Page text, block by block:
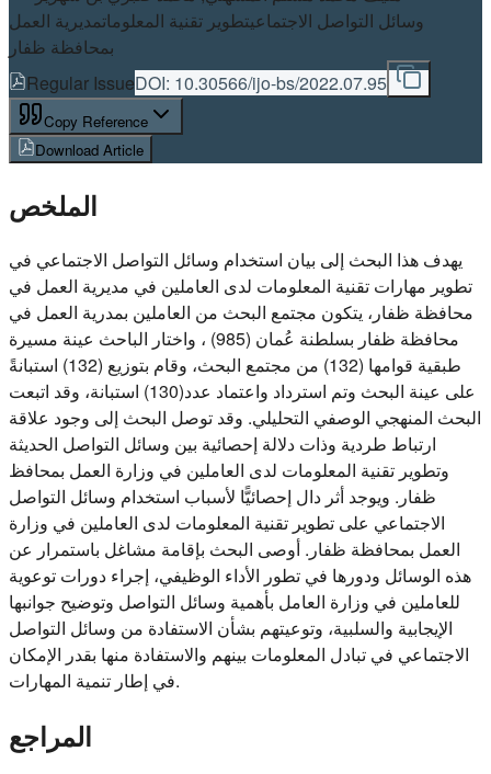
وسائل التواصل الاجتماعيتطوير تقنية المعلوماتمديرية العمل
بمحافظة ظفار
Regular IssueDOI: 10.30566/ijo-bs/2022.07.95
Copy Reference
Download Article
الملخص
يهدف هذا البحث إلى بيان استخدام وسائل التواصل الاجتماعي في
تطوير مهارات تقنية المعلومات لدى العاملين في مديرية العمل في
محافظة ظفار، يتكون مجتمع البحث من العاملين بمدرية العمل في
محافظة ظفار بسلطنة عُمان (985) ، واختار الباحث عينة مسيرة
طبقية قوامها (132) من مجتمع البحث، وقام بتوزيع (132) استبانةً
على عينة البحث وتم استرداد واعتماد عدد(130) استبانة، وقد اتبعت
البحث المنهجي الوصفي التحليلي. وقد توصل البحث إلى وجود علاقة
ارتباط طردية وذات دلالة إحصائية بين وسائل التواصل الحديثة
وتطوير تقنية المعلومات لدى العاملين في وزارة العمل بمحافظ
ظفار. ويوجد أثر دال إحصائيًّا لأسباب استخدام وسائل التواصل
الاجتماعي على تطوير تقنية المعلومات لدى العاملين في وزارة
العمل بمحافظة ظفار. أوصى البحث بإقامة مشاغل باستمرار عن
هذه الوسائل ودورها في تطور الأداء الوظيفي، إجراء دورات توعوية
للعاملين في وزارة العامل بأهمية وسائل التواصل وتوضيح جوانبها
الإيجابية والسلبية، وتوعيتهم بشأن الاستفادة من وسائل التواصل
الاجتماعي في تبادل المعلومات بينهم والاستفادة منها بقدر الإمكان
في إطار تنمية المهارات.
المراجع